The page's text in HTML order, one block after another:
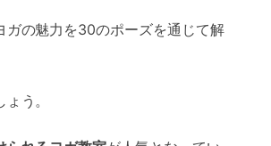
ガの魅力を30のポーズを通じて解
う。